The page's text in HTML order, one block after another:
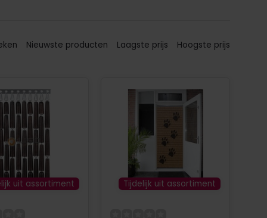
Nieuwste producten Laagste prijs Hoogste prijs
uit assortiment Tijdelijk uit assortiment